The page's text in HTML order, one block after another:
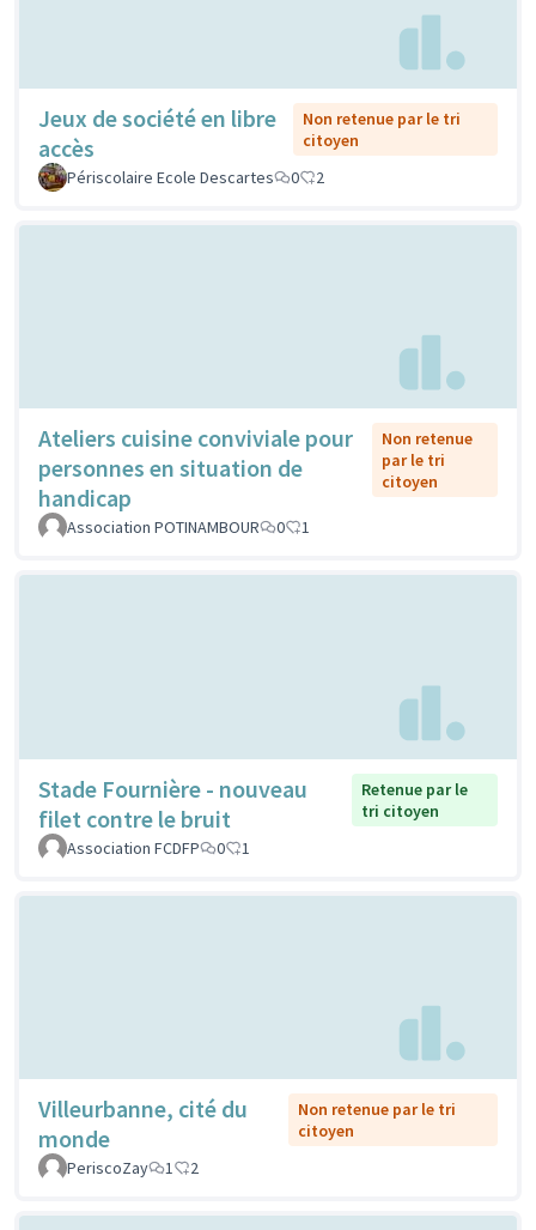
Jeux de société en libre
accès
Non retenue par le tri
citoyen
Périscolaire Ecole Descartes
0 2
Ateliers cuisine conviviale pour
personnes en situation de
handicap
Non retenue
par le tri
citoyen
Association POTINAMBOUR 0 1
Stade Fournière - nouveau
filet contre le bruit
Retenue par le
tri citoyen
Association FCDFP
0 1
Villeurbanne, cité du
monde
Non retenue par le tri
citoyen
PeriscoZay
1 2